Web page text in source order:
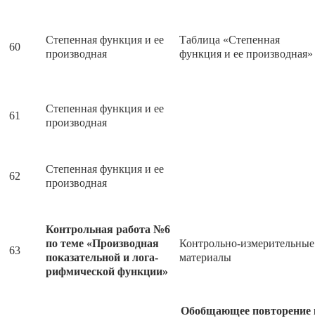
60
Степенная функция и ее
производная
Таблица «Степенная
функция и ее производная»
61
Степенная функция и ее
производная
62
Степенная функция и ее
производная
63
Контрольная работа №6
по теме «Производная
показательной и лога-
рифмической функции»
Контрольно-измерительные
материалы
Обобщающее повторение